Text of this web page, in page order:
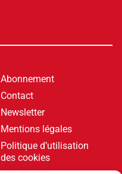
Abonnement
Contact
Newsletter
Mentions légales
Politique d’utilisation
des cookies